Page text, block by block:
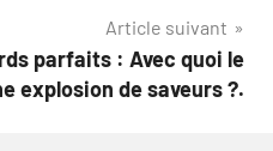
Article suivant
parfaits : Avec quoi le
explosion de saveurs ?.